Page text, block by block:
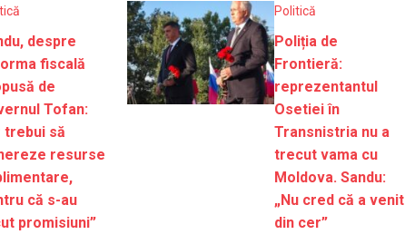
despre
fiscală
de
Tofan:
trebui să
resurse
că s-au
promisiuni”
Politică
Poliția de
Frontieră:
reprezentantul
Osetiei în
Transnistria nu a
trecut vama cu
Moldova. Sandu:
„Nu cred că a venit
din cer”